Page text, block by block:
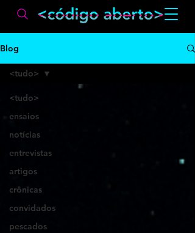
Blog
<tudo>
ensaios
notícias
entrevistas
artigos
crônicas
convidados
pescados
<tudo>